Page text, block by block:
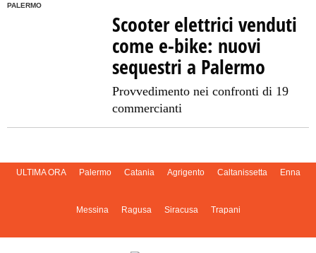
PALERMO
Scooter elettrici venduti
come e-bike: nuovi
sequestri a Palermo
Provvedimento nei confronti di 19
commercianti
ULTIMA ORA Palermo Catania Agrigento Caltanissetta Enna
Messina Ragusa Siracusa Trapani